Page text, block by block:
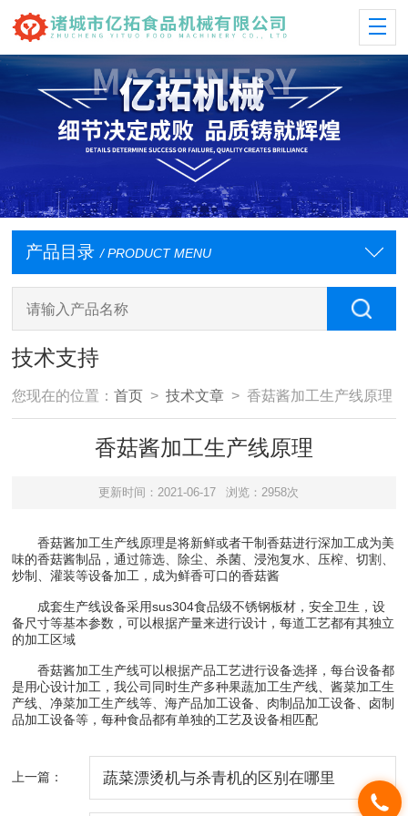
产品目录 / PRODUCT MENU
技术支持
您现在的位置：首页 >技术文章 > 香菇酱加工生产线原理
香菇酱加工生产线原理
更新时间：2021-06-17 浏览：2958次
香菇酱加工生产线原理是将新鲜或者干制香菇进行深加工成为美
味的香菇酱制品，通过筛选、除尘、杀菌、浸泡复水、压榨、切割、
炒制、灌装等设备加工，成为鲜香可口的香菇酱
成套生产线设备采用sus304食品级不锈钢板材，安全卫生，设
备尺寸等基本参数，可以根据产量来进行设计，每道工艺都有其独立
的加工区域
香菇酱加工生产线可以根据产品工艺进行设备选择，每台设备都
是用心设计加工，我公司同时生产多种果蔬加工生产线、酱菜加工生
产线、净菜加工生产线等、海产品加工设备、肉制品加工设备、卤制
品加工设备等，每种食品都有单独的工艺及设备相匹配
上一篇： 蔬菜漂烫机与杀青机的区别在哪里